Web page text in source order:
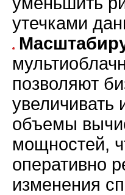
утечками
позволяют
увеличивать
объемы
мощностей,
оперативно
изменения